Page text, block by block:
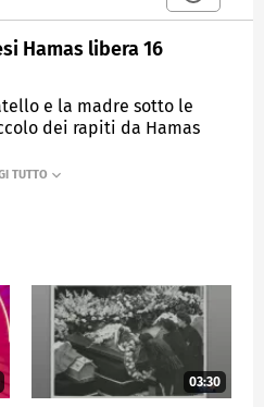
Hamas libera 16
e la madre sotto le
dei rapiti da Hamas
03:30